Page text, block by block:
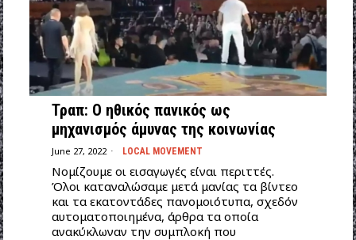
Τραπ: Ο ηθικός πανικός ως
μηχανισμός άμυνας της κοινωνίας
June 27, 2022 LOCAL MOVEMENT
Νομίζουμε οι εισαγωγές είναι περιττές.
Όλοι καταναλώσαμε μετά μανίας τα βίντεο
και τα εκατοντάδες πανομοιότυπα, σχεδόν
αυτοματοποιημένα, άρθρα τα οποία
ανακύκλωναν την συμπλοκή που